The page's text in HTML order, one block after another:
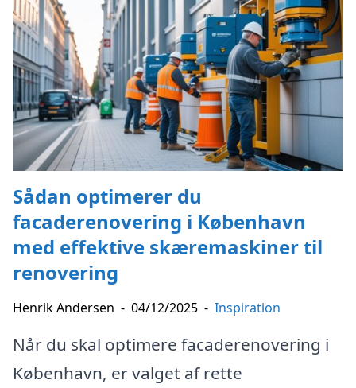
Sådan optimerer du
facaderenovering i København
med effektive skæremaskiner til
renovering
Henrik Andersen - 04/12/2025 - Inspiration
Når du skal optimere facaderenovering i
København, er valget af rette